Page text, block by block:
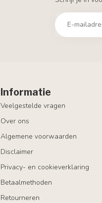
Informatie
Veelgestelde vragen
Over ons
Algemene voorwaarden
Disclaimer
Privacy- en cookieverklaring
Betaalmethoden
Retourneren